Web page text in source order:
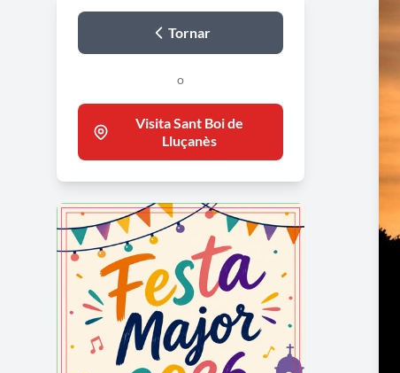
Tornar
o
Visita Sant Boi de
Lluçanès